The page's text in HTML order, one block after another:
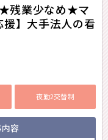
★残業少なめ★マ
】大手法人の看
夜勤2交替制
容